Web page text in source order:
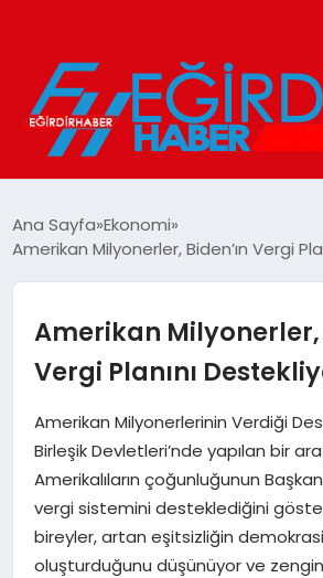
EKONOMI
GÜNDEM
MAGAZIN
SIYASET
SPOR
Ana Sayfa Ekonomi
Amerikan Milyonerler, Biden’ın Vergi
Amerikan Milyonerler,
Vergi Planını
Amerikan Milyonerlerinin Verdiği
Birleşik Devletleri’nde yapılan bir
Amerikalıların çoğunluğunun Başkan
vergi sistemini desteklediğini
bireyler, artan eşitsizliğin
oluşturduğunu düşünüyor ve